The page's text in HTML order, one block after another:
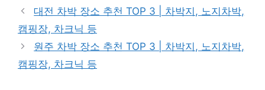
대전 차박 장소 추천 TOP 3 | 차박지, 노지차박,
캠핑장, 차크닉 등
원주 차박 장소 추천 TOP 3 | 차박지, 노지차박,
캠핑장, 차크닉 등